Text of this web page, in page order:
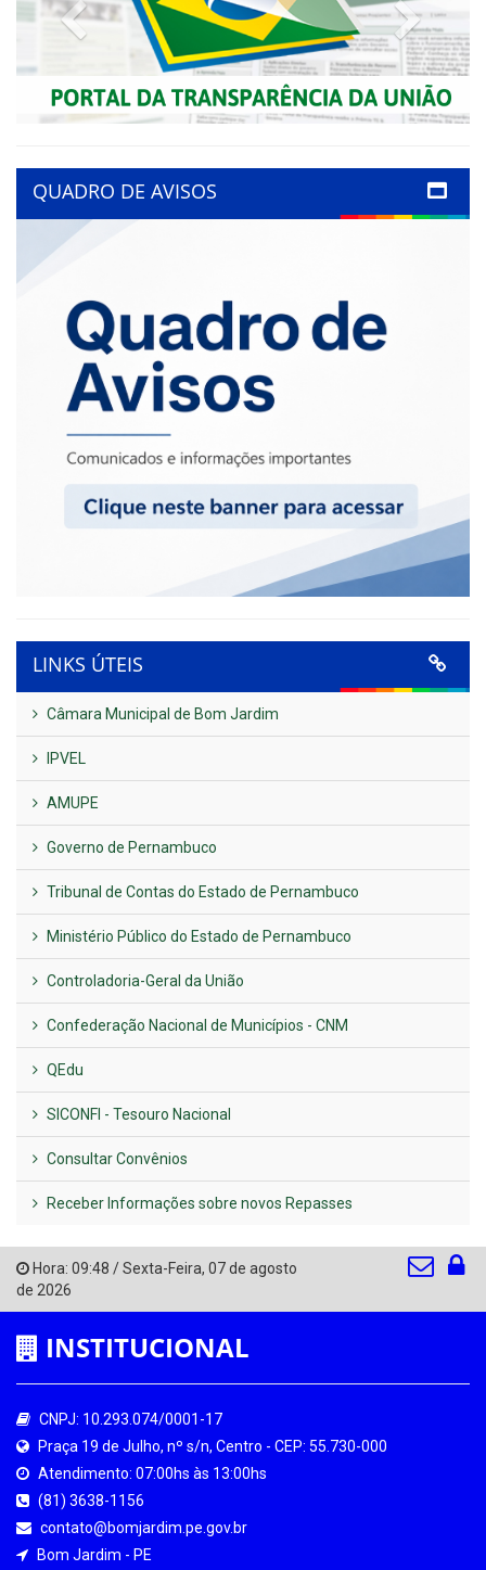
Previous Next
QUADRO DE AVISOS
LINKS ÚTEIS
Câmara Municipal de Bom Jardim
IPVEL
AMUPE
Governo de Pernambuco
Tribunal de Contas do Estado de Pernambuco
Ministério Público do Estado de Pernambuco
Controladoria-Geral da União
Confederação Nacional de Municípios - CNM
QEdu
SICONFI - Tesouro Nacional
Consultar Convênios
Receber Informações sobre novos Repasses
Hora: 09:48 /Sexta-Feira, 07 de agosto
de 2026
INSTITUCIONAL
CNPJ: 10.293.074/0001-17
Praça 19 de Julho, nº s/n, Centro - CEP: 55.730-000
Atendimento: 07:00hs às 13:00hs
(81) 3638-1156
contato@bomjardim.pe.gov.br
Bom Jardim - PE